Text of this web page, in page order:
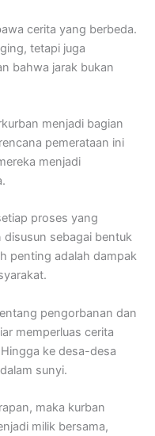
cerita yang berbeda.
tetapi juga
bahwa jarak bukan
menjadi bagian
pemerataan ini
menjadi
proses yang
sebagai bentuk
penting adalah dampak
pengorbanan dan
memperluas cerita
ke desa-desa
sunyi.
maka kurban
milik bersama,